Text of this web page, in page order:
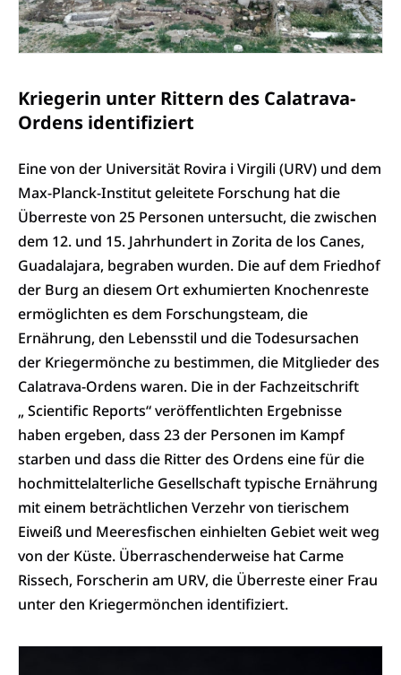
Kriegerin unter Rittern des Calatrava-
Ordens identifiziert
Eine von der Universität Rovira i Virgili (URV) und dem
Max-Planck-Institut geleitete Forschung hat die
Überreste von 25 Personen untersucht, die zwischen
dem 12. und 15. Jahrhundert in Zorita de los Canes,
Guadalajara, begraben wurden. Die auf dem Friedhof
der Burg an diesem Ort exhumierten Knochenreste
ermöglichten es dem Forschungsteam, die
Ernährung, den Lebensstil und die Todesursachen
der Kriegermönche zu bestimmen, die Mitglieder des
Calatrava-Ordens waren. Die in der Fachzeitschrift
„ Scientific Reports“ veröffentlichten Ergebnisse
haben ergeben, dass 23 der Personen im Kampf
starben und dass die Ritter des Ordens eine für die
hochmittelalterliche Gesellschaft typische Ernährung
mit einem beträchtlichen Verzehr von tierischem
Eiweiß und Meeresfischen einhielten Gebiet weit weg
von der Küste. Überraschenderweise hat Carme
Rissech, Forscherin am URV, die Überreste einer Frau
unter den Kriegermönchen identifiziert.